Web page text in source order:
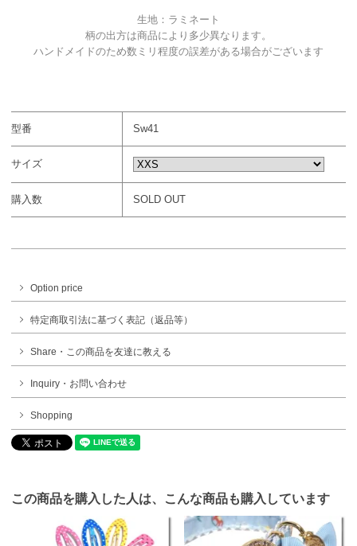
生地：ラミネート
柄の出方は商品により多少異なります。
ハンドメイドのため数ミリ程度の誤差がある場合がございます
型番 Sw41
サイズ
購入数 SOLD OUT
Option price
特定商取引法に基づく表記（返品等）
Share・この商品を友達に教える
Inquiry・お問い合わせ
Shopping
この商品を購入した人は、こんな商品も購入しています